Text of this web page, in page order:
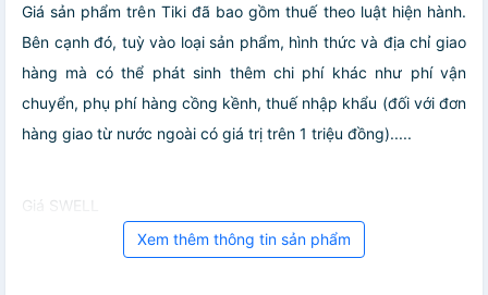
Giá sản phẩm trên Tiki đã bao gồm thuế theo luật hiện hành.
Bên cạnh đó, tuỳ vào loại sản phẩm, hình thức và địa chỉ giao
hàng mà có thể phát sinh thêm chi phí khác như phí vận
chuyển, phụ phí hàng cồng kềnh, thuế nhập khẩu (đối với đơn
hàng giao từ nước ngoài có giá trị trên 1 triệu đồng).....
Giá SWELL
Xem thêm thông tin sản phẩm